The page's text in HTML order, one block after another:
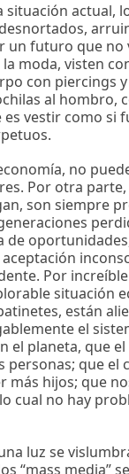
situación actual,
un futuro que no
moda, visten
con piercings
al hombro,
vestir como si
no
Por otra
son siempre
de
Por
situación
están
el
el planeta, que
personas; que el
más hijos; que
cual no hay
luz se
“mass media”